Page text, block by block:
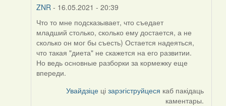
ZNR - 16.05.2021 - 20:39
In
reply
to
by
Harrier
Что то мне подсказывает, что съедает
младший столько, сколько ему достается, а не
сколько он мог бы съесть) Остается надеяться,
что такая "диета" не скажется на его развитии.
Но ведь основные разборки за кормежку еще
впереди.
Увайдзіце цізарэгіструйцеся каб пакідаць
каментары.